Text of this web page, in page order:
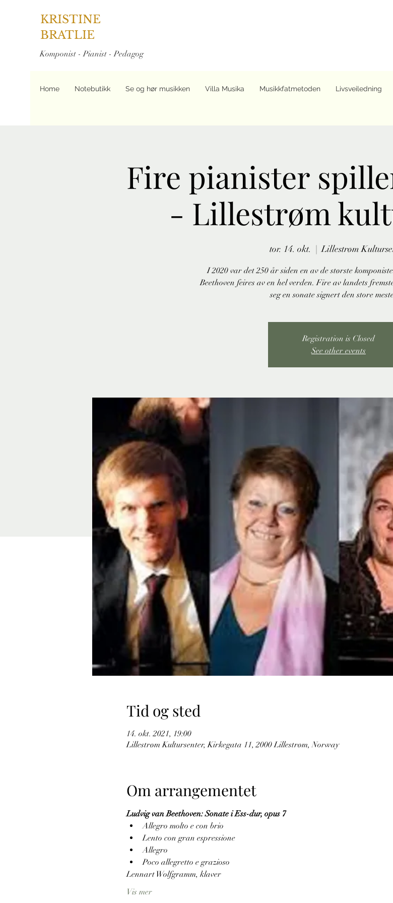
KRISTINE
BRATLIE
Komponist - Pianist - Pedagog
Home Notebutikk Se og hør musikken Villa Musika Musikkfatmetoden Livsveiledning
Fire pianister
- Lillestrøm
tor. 14. okt.
  |
Lillestrøm
I 2020 var det 250 år siden en av de største
Beethoven feires av en hel verden. Fire av landets
seg en sonate signert den store
Registration is Closed
See other events
Tid og sted
14. okt. 2021, 19:00
Lillestrøm Kultursenter, Kirkegata 11, 2000 Lillestrøm, Norway
Om arrangementet
Ludvig van Beethoven: Sonate i Ess-dur, opus 7
Allegro molto e con brio
Lento con gran espressione
Allegro
Poco allegretto e grazioso
Lennart Wolfgramm, klaver
Vis mer